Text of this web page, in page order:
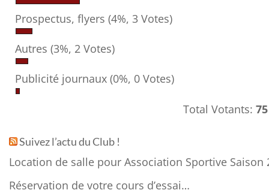
Prospectus, flyers (4%, 3 Votes)
Autres (3%, 2 Votes)
Publicité journaux (0%, 0 Votes)
Total Votants: 75
Suivez l’actu du Club !
Location de salle pour Association Sportive Saison
Réservation de votre cours d’essai…